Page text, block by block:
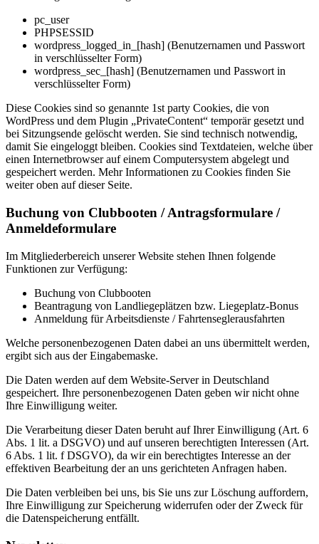
pc_user
PHPSESSID
wordpress_logged_in_[hash] (Benutzernamen und Passwort
in verschlüsselter Form)
wordpress_sec_[hash] (Benutzernamen und Passwort in
verschlüsselter Form)
Diese Cookies sind so genannte 1st party Cookies, die von
WordPress und dem Plugin „PrivateContent“ temporär gesetzt und
bei Sitzungsende gelöscht werden. Sie sind technisch notwendig,
damit Sie eingeloggt bleiben. Cookies sind Textdateien, welche über
einen Internetbrowser auf einem Computersystem abgelegt und
gespeichert werden. Mehr Informationen zu Cookies finden Sie
weiter oben auf dieser Seite.
Buchung von Clubbooten / Antragsformulare /
Anmeldeformulare
Im Mitgliederbereich unserer Website stehen Ihnen folgende
Funktionen zur Verfügung:
Buchung von Clubbooten
Beantragung von Landliegeplätzen bzw. Liegeplatz-Bonus
Anmeldung für Arbeitsdienste / Fahrtenseglerausfahrten
Welche personenbezogenen Daten dabei an uns übermittelt werden,
ergibt sich aus der Eingabemaske.
Die Daten werden auf dem Website-Server in Deutschland
gespeichert. Ihre personenbezogenen Daten geben wir nicht ohne
Ihre Einwilligung weiter.
Die Verarbeitung dieser Daten beruht auf Ihrer Einwilligung (Art. 6
Abs. 1 lit. a DSGVO) und auf unseren berechtigten Interessen (Art.
6 Abs. 1 lit. f DSGVO), da wir ein berechtigtes Interesse an der
effektiven Bearbeitung der an uns gerichteten Anfragen haben.
Die Daten verbleiben bei uns, bis Sie uns zur Löschung auffordern,
Ihre Einwilligung zur Speicherung widerrufen oder der Zweck für
die Datenspeicherung entfällt.